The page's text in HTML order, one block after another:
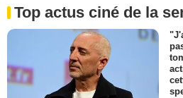
Top actus ciné de la